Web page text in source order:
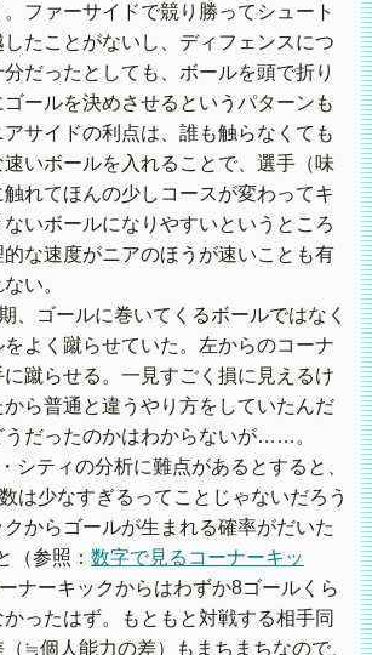
ファーサイドで競り勝ってシュート
たことがないし、ディフェンスにつ
だったとしても、ボールを頭で折り
ールを決めさせるというパターンも
サイドの利点は、誰も触らなくても
いボールを入れることで、選手（味
れてほんの少しコースが変わってキ
いボールになりやすいというところ
な速度がニアのほうが速いことも有
い。
、ゴールに巻いてくるボールではなく
よく蹴らせていた。左からのコーナ
蹴らせる。一見すごく損に見えるけ
ら普通と違うやり方をしていたんだ
うだったのかはわからないが……。
シティの分析に難点があるとすると、
は少なすぎるってことじゃないだろう
からゴールが生まれる確率がだいた
（参照： 数字で見るコーナーキッ
ナーキックからはわずか8ゴールくら
ったはず。もともと対戦する相手同
≒個人能力の差）もまちまちなので、